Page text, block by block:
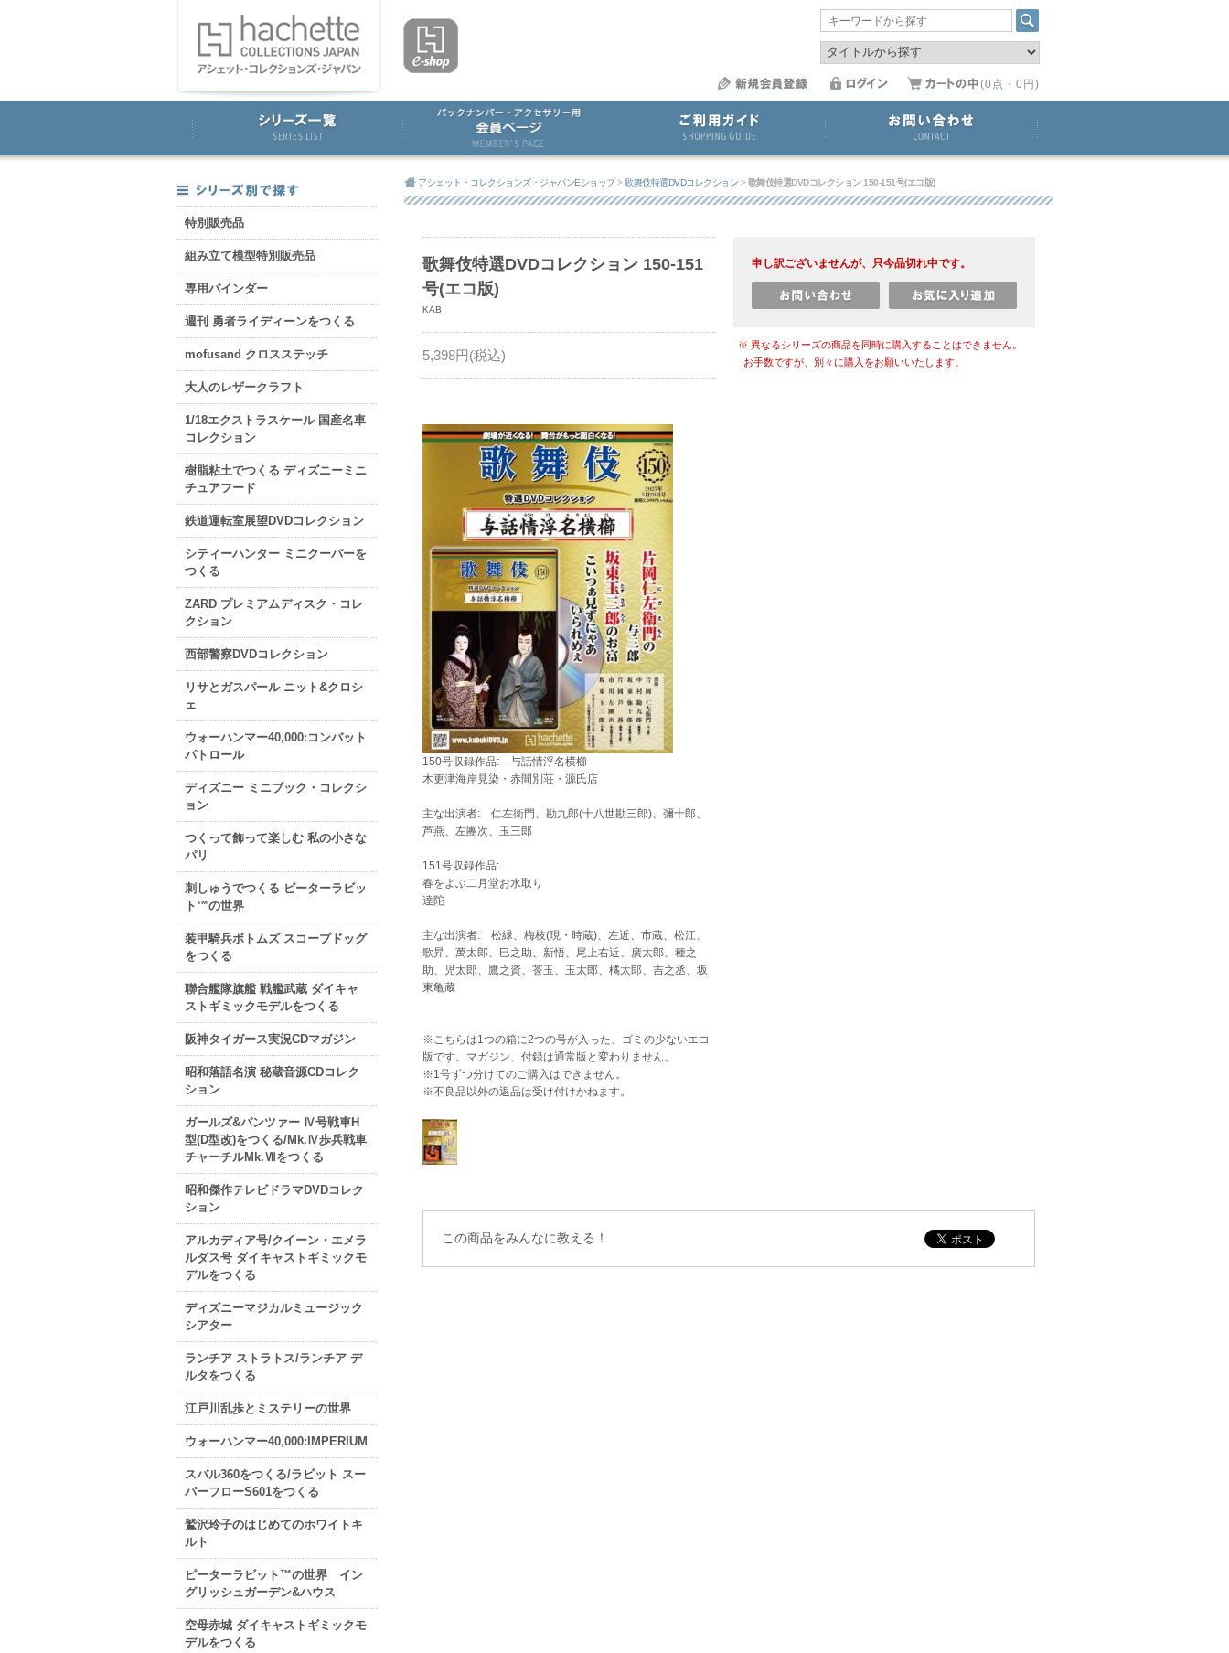
(0点・0円)
特別販売品
組み立て模型特別販売品
専用バインダー
週刊 勇者ライディーンをつくる
mofusand クロスステッチ
大人のレザークラフト
1/18エクストラスケール 国産名車
コレクション
樹脂粘土でつくる ディズニーミニ
チュアフード
鉄道運転室展望DVDコレクション
シティーハンター ミニクーパーを
つくる
ZARD プレミアムディスク・コレ
クション
西部警察DVDコレクション
リサとガスパール ニット&クロシ
ェ
ウォーハンマー40,000:コンバット
パトロール
ディズニー ミニブック・コレクシ
ョン
つくって飾って楽しむ 私の小さな
パリ
刺しゅうでつくる ピーターラビッ
ト™の世界
装甲騎兵ボトムズ スコープドッグ
をつくる
聯合艦隊旗艦 戦艦武蔵 ダイキャ
ストギミックモデルをつくる
阪神タイガース実況CDマガジン
昭和落語名演 秘蔵音源CDコレク
ション
ガールズ&パンツァー Ⅳ号戦車H
型(D型改)をつくる/Mk.Ⅳ歩兵戦車
チャーチルMk.Ⅶをつくる
昭和傑作テレビドラマDVDコレク
ション
アルカディア号/クイーン・エメラ
ルダス号 ダイキャストギミックモ
デルをつくる
ディズニーマジカルミュージック
シアター
ランチア ストラトス/ランチア デ
ルタをつくる
江戸川乱歩とミステリーの世界
ウォーハンマー40,000:IMPERIUM
スバル360をつくる/ラビット スー
パーフローS601をつくる
鷲沢玲子のはじめてのホワイトキ
ルト
ピーターラビット™の世界 イン
グリッシュガーデン&ハウス
空母赤城 ダイキャストギミックモ
デルをつくる
アシェット・コレクションズ・ジャパンEショップ>歌舞伎特選DVDコレクション >歌舞伎特選DVDコレクション 150-151号(エコ版)
歌舞伎特選DVDコレクション 150-151
号(エコ版)
KAB
5,398円(税込)
150号収録作品: 与話情浮名横櫛
木更津海岸見染・赤間別荘・源氏店
主な出演者: 仁左衛門、勘九郎(十八世勘三郎)、彌十郎、
芦燕、左團次、玉三郎
151号収録作品:
春をよぶ二月堂お水取り
達陀
主な出演者: 松緑、梅枝(現・時蔵)、左近、市蔵、松江、
歌昇、萬太郎、巳之助、新悟、尾上右近、廣太郎、種之
助、児太郎、鷹之資、莟玉、玉太郎、橘太郎、吉之丞、坂
東亀蔵
※こちらは1つの箱に2つの号が入った、ゴミの少ないエコ
版です。マガジン、付録は通常版と変わりません。
※1号ずつ分けてのご購入はできません。
※不良品以外の返品は受け付けかねます。
申し訳ございませんが、只今品切れ中です。
※ 異なるシリーズの商品を同時に購入することはできません。
お手数ですが、別々に購入をお願いいたします。
この商品をみんなに教える！